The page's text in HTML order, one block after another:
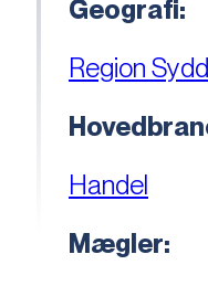
Geografi:
Region
Handel
Mægler: